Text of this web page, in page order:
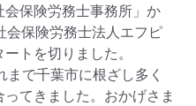
保険労務士事務所」か
会保険労務士法人エフピ
トを切りました。
で千葉市に根ざし多く
てきました。おかげさま